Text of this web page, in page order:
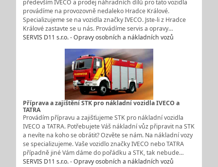
především IVECO a prodej náhradních dílů pro tato vozidla
provádíme na provozovně nedaleko Hradce Králové.
Specializujeme se na vozidla značky IVECO. Jste-li z Hradce
Králové zastavte se u nás. Provádíme servis a opravy…
SERVIS D11 s.r.o. - Opravy osobních a nákladních vozů
Příprava a zajištění STK pro nákladní vozidla IVECO a
TATRA
Provádím přípravu a zajišťujeme STK pro nákladní vozidla
IVECO a TATRA. Potřebujete Váš nákladní vůz připravit na STK
a nevíte na koho se obrátit? Ozvěte se nám. Na nákladní vozy
se specializujeme. Vaše vozidlo značky IVECO nebo TATRA
případně jiné Vám dáme do pořádku a STK, tak nebude…
SERVIS D11 s.r.o. - Opravy osobních a nákladních vozů